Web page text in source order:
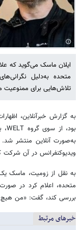
ایلان ماسک می‌گوید که
متحده به‌دلیل
تلاش‌هایی برای ممنوعیت
به گزارش خبرآنلاین،
ویدیوکنفرانس در آن شرکت
به نقل از زومیت، ماسک
متحده، اعلام کرد در
بررسی کند، گفت: «من هیچ
خبرهای مرتبط